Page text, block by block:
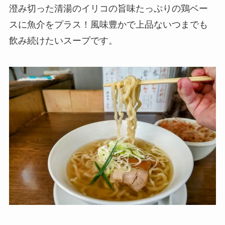
澄み切った清湯のイリコの旨味たっぷりの鶏ベー
スに魚介をプラス！風味豊かで上品ないつまでも
飲み続けたいスープです。